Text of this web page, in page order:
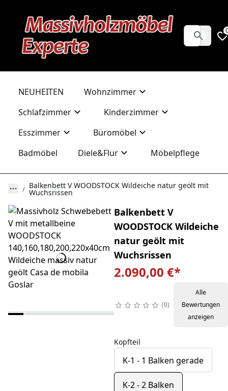
NEUHEITEN
Wohnzimmer
Schlafzimmer
Kinderzimmer
Esszimmer
Büromöbel
Badmöbel
Diele&Flur Möbelpflege
Balkenbett V WOODSTOCK Wildeiche natur geölt mit
Wuchsrissen
Balkenbett V
WOODSTOCK Wildeiche
natur geölt mit
Wuchsrissen
2.090,00 €*
0
Alle
Bewertungen
anzeigen
Kopfteil
K-1 - 1 Balken gerade
K-2 - 2 Balken